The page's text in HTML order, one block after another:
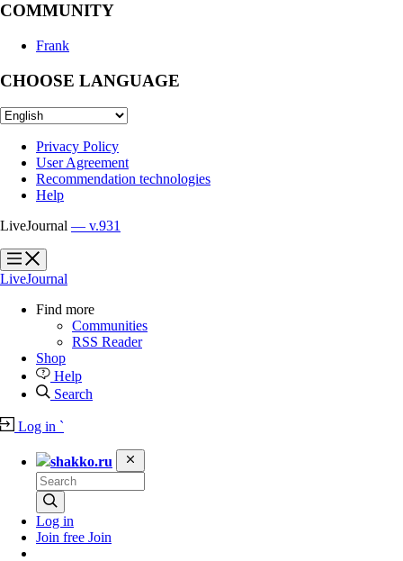
COMMUNITY
Frank
CHOOSE LANGUAGE
Privacy Policy
User Agreement
Recommendation technologies
Help
LiveJournal — v.931
?
?
LiveJournal
Find more
Communities
RSS Reader
Shop
Help
Search
Log in `
shakko.ru
Log in
Join free Join